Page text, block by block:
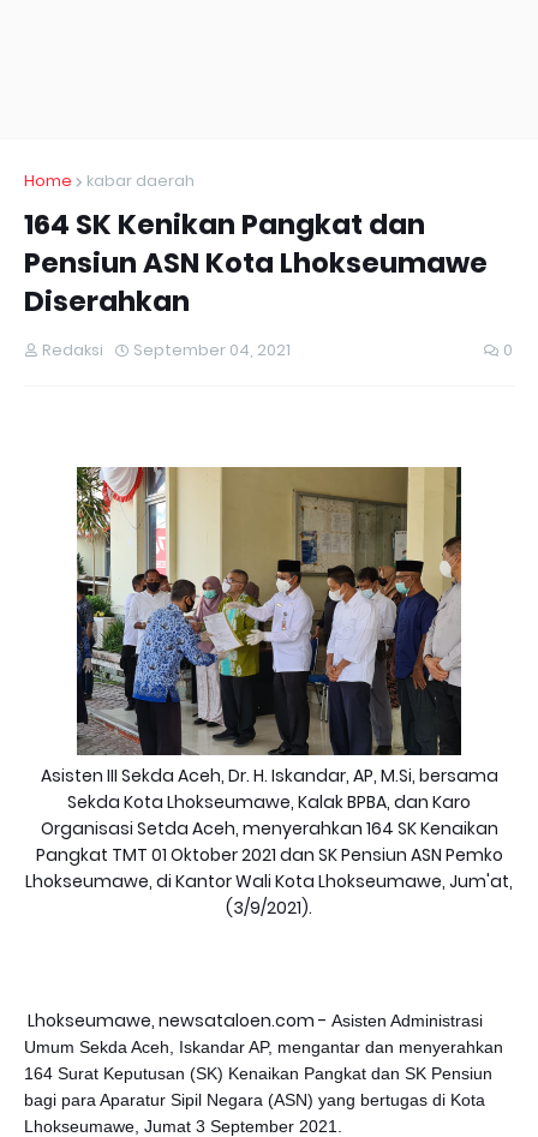
Home kabar daerah
164 SK Kenikan Pangkat dan
Pensiun ASN Kota Lhokseumawe
Diserahkan
Redaksi September 04, 2021 0
Asisten III Sekda Aceh, Dr. H. Iskandar, AP, M.Si, bersama
Sekda Kota Lhokseumawe, Kalak BPBA, dan Karo
Organisasi Setda Aceh, menyerahkan 164 SK Kenaikan
Pangkat TMT 01 Oktober 2021 dan SK Pensiun ASN Pemko
Lhokseumawe, di Kantor Wali Kota Lhokseumawe, Jum'at,
(3/9/2021).
Lhokseumawe, newsataloen.com - Asisten Administrasi
Umum Sekda Aceh, Iskandar AP, mengantar dan menyerahkan
164 Surat Keputusan (SK) Kenaikan Pangkat dan SK Pensiun
bagi para Aparatur Sipil Negara (ASN) yang bertugas di Kota
Lhokseumawe, Jumat 3 September 2021.